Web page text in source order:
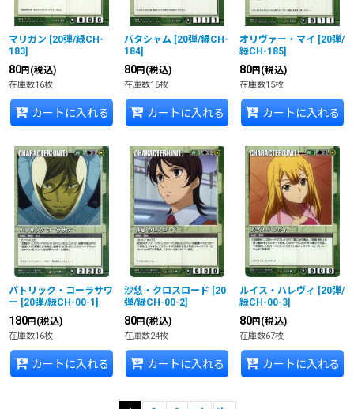
マリガン [20弾/緑CH-
183]
80円 (税込)
在庫数16枚
カートに入れる
バタシャム [20弾/緑CH-
184]
80円 (税込)
在庫数16枚
カートに入れる
オリヴァー・マイ [20弾/
緑CH-185]
80円 (税込)
在庫数15枚
カートに入れる
パトリック・コーラサワ
ー [20弾/緑CH-00-1]
180円 (税込)
在庫数16枚
カートに入れる
沙慈・クロスロード [20
弾/緑CH-00-2]
80円 (税込)
在庫数24枚
カートに入れる
ルイス・ハレヴィ [20弾/
緑CH-00-3]
80円 (税込)
在庫数67枚
カートに入れる